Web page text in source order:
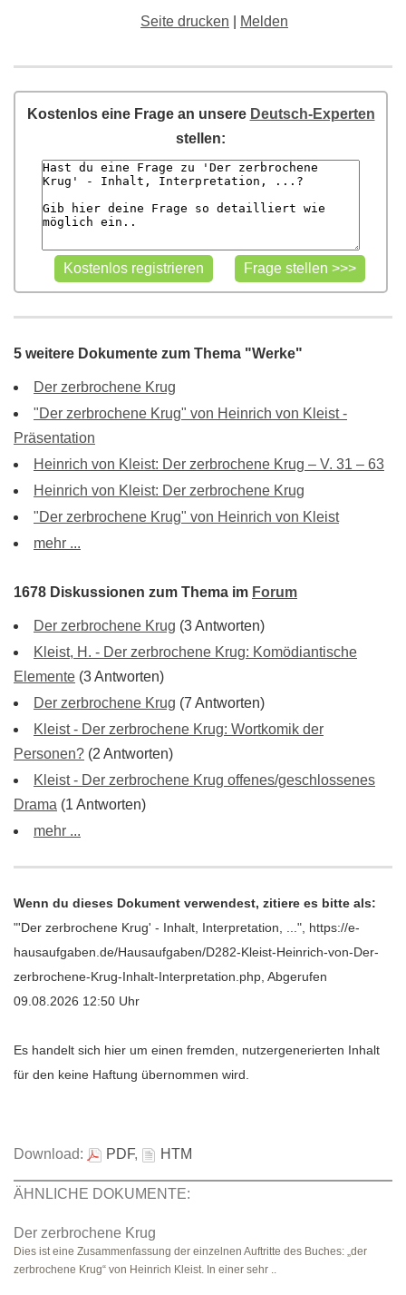
Seite drucken Melden
Kostenlos eine Frage an unsere Deutsch-Experten
stellen:
5 weitere Dokumente zum Thema "Werke"
Der zerbrochene Krug
"Der zerbrochene Krug" von Heinrich von Kleist -
Präsentation
Heinrich von Kleist: Der zerbrochene Krug – V. 31 – 63
Heinrich von Kleist: Der zerbrochene Krug
"Der zerbrochene Krug" von Heinrich von Kleist
mehr ...
1678 Diskussionen zum Thema im Forum
Der zerbrochene Krug (3 Antworten)
Kleist, H. - Der zerbrochene Krug: Komödiantische
Elemente (3 Antworten)
Der zerbrochene Krug (7 Antworten)
Kleist - Der zerbrochene Krug: Wortkomik der
Personen? (2 Antworten)
Kleist - Der zerbrochene Krug offenes/geschlossenes
Drama (1 Antworten)
mehr ...
Wenn du dieses Dokument verwendest, zitiere es bitte als:
"'Der zerbrochene Krug' - Inhalt, Interpretation, ...", https://e-
hausaufgaben.de/Hausaufgaben/D282-Kleist-Heinrich-von-Der-
zerbrochene-Krug-Inhalt-Interpretation.php, Abgerufen
09.08.2026 12:50 Uhr
Es handelt sich hier um einen fremden, nutzergenerierten Inhalt
für den keine Haftung übernommen wird.
Download: PDF, HTM
ÄHNLICHE DOKUMENTE:
Der zerbrochene Krug
Dies ist eine Zusammenfassung der einzelnen Auftritte des Buches: „der
zerbrochene Krug“ von Heinrich Kleist. In einer sehr ..